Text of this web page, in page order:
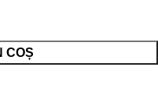
COȘ